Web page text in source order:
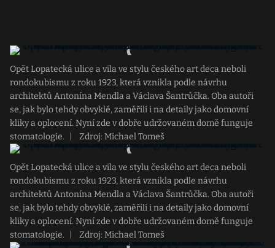
Opět Lopatecká ulice a vila ve stylu českého art deca neboli
rondokubismu z roku 1923, která vznikla podle návrhu
architektů Antonína Mendla a Václava Šantrůčka. Oba autoři
se, jak bylo tehdy obvyklé, zaměřili i na detaily jako domovní
kliky a oplocení. Nyní zde v dobře udržovaném domě funguje
stomatologie.
Zdroj: Michael Tomeš
Opět Lopatecká ulice a vila ve stylu českého art deca neboli
rondokubismu z roku 1923, která vznikla podle návrhu
architektů Antonína Mendla a Václava Šantrůčka. Oba autoři
se, jak bylo tehdy obvyklé, zaměřili i na detaily jako domovní
kliky a oplocení. Nyní zde v dobře udržovaném domě funguje
stomatologie.
Zdroj: Michael Tomeš